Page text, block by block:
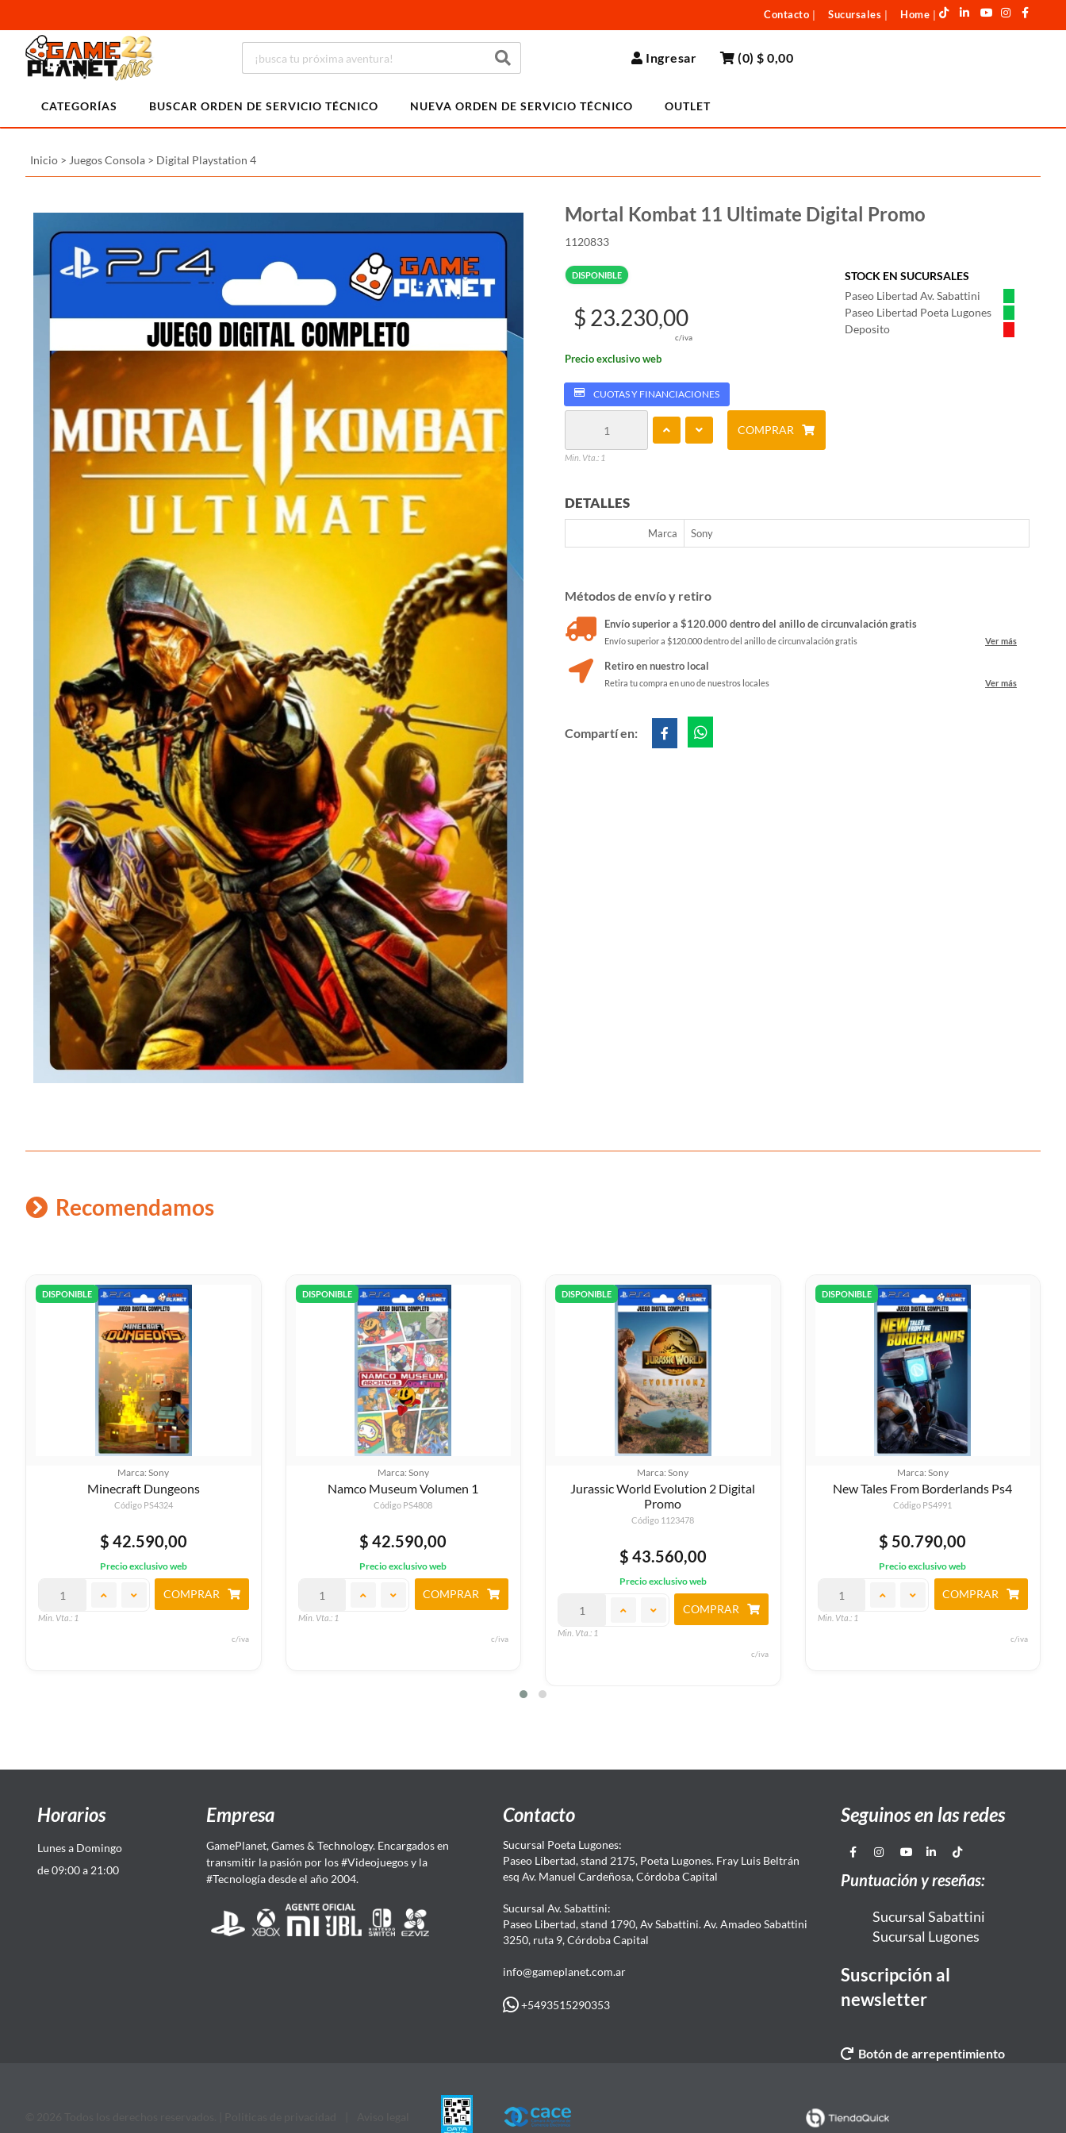
Contacto Sucursales Home
Ingresar (0)$ 0,00
CATEGORÍAS BUSCAR ORDEN DE SERVICIO TÉCNICO NUEVA ORDEN DE SERVICIO TÉCNICO OUTLET
Inicio > Juegos Consola > Digital Playstation 4
Mortal Kombat 11 Ultimate Digital Promo
1120833
DISPONIBLE
STOCK EN SUCURSALES
Paseo Libertad Av. Sabattini
Paseo Libertad Poeta Lugones
Deposito
$ 23.230,00
c/iva
Precio exclusivo web
CUOTAS Y FINANCIACIONES
Min. Vta.: 1
COMPRAR
DETALLES
Marca Sony
Métodos de envío y retiro
Envío superior a $120.000 dentro del anillo de circunvalación gratis
Envío superior a $120.000 dentro del anillo de circunvalación gratis Ver más
Retiro en nuestro local
Retira tu compra en uno de nuestros locales Ver más
Compartí en:
Recomendamos
DISPONIBLE
Marca: Sony
Namco Museum Volumen 1
Código PS4808
$ 42.590,00
Precio exclusivo web
Min. Vta.: 1
COMPRAR
c/iva
DISPONIBLE
Marca: Sony
Jurassic World Evolution 2 Digital
Promo
Precio exclusivo web
COMPRAR
DISPONIBLE
Marca: Sony
New Tales From Borderlands Ps4
Código PS4991
Precio exclusivo web
Min. Vta.: 1
COMPRAR
DISPONIBLE
Marca: Sony
Garfield Lasagna Party
Código PS4963
$ 50.790,00
Precio exclusivo web
Min. Vta.: 1
COMPRAR
c/iva
Horarios
Lunes a Domingo
de 09:00 a 21:00
Empresa
GamePlanet, Games & Technology. Encargados en
transmitir la pasión por los #Videojuegos y la
#Tecnología desde el año 2004.
Contacto
Sucursal Poeta Lugones:
Paseo Libertad, stand 2175, Poeta Lugones. Fray Luis Beltrán
esq Av. Manuel Cardeñosa, Córdoba Capital
Sucursal Av. Sabattini:
Paseo Libertad, stand 1790, Av Sabattini. Av. Amadeo Sabattini
3250, ruta 9, Córdoba Capital
info@gameplanet.com.ar
+5493515290353
Seguinos en las redes
Puntuación y reseñas:
Sucursal Sabattini
Sucursal Lugones
Suscripción al
newsletter
Botón de arrepentimiento